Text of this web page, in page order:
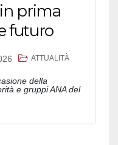
prima
futuro
ATTUALITÀ
della
e gruppi ANA del